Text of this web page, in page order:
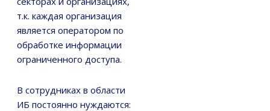
т.к. каждая организация
является оператором по
обработке информации
ограниченного доступа.
В сотрудниках в области
ИБ постоянно нуждаются: